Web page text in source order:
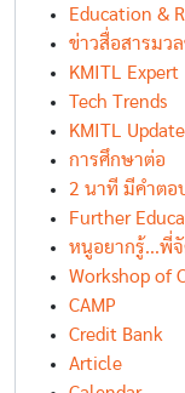
Education &
ข่าวสื่อสารมว
KMITL Expert
Tech Trends
KMITL Update
การศึกษาต่อ
2 นาที มีคำตอ
Further
หนูอยากรู้...พี่จั
Workshop of
CAMP
Credit Bank
Article